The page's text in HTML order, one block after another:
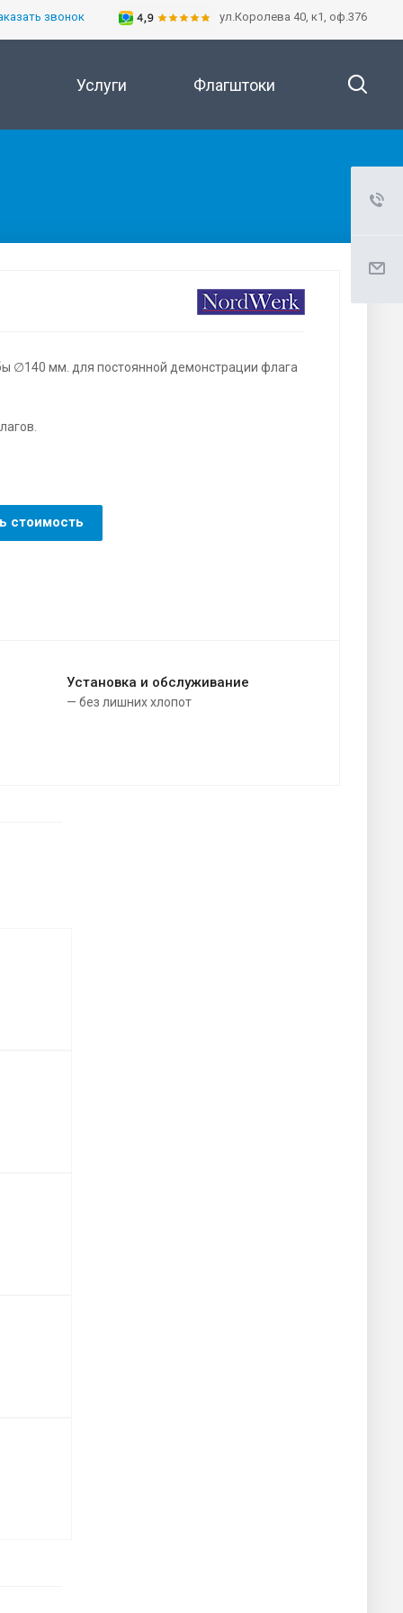
ул.Королева 40, к1, оф.376
звонок
Услуги Флагштоки
∅140 мм. для постоянной демонстрации флага
стоимость
Установка и обслуживание
— без лишних хлопот